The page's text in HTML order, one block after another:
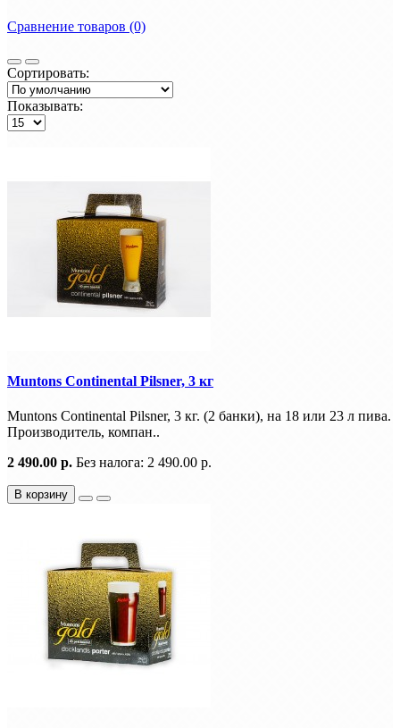
Сравнение товаров (0)
Сортировать:
Показывать:
Muntons Continental Pilsner, 3 кг
Muntons Continental Pilsner, 3 кг. (2 банки), на 18 или 23 л пива.
Производитель, компан..
2 490.00 р. Без налога: 2 490.00 р.
В корзину